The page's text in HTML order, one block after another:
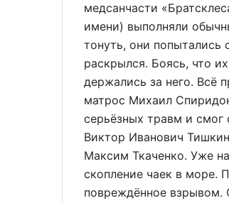
медсанчасти
имени) выполняли
тонуть, они попытались
раскрылся. Боясь, что
держались за него. Всё
матрос Михаил
серьёзных травм и смог
Виктор Иванович
Максим Ткаченко. Уже
скопление чаек в море.
повреждённое взрывом.